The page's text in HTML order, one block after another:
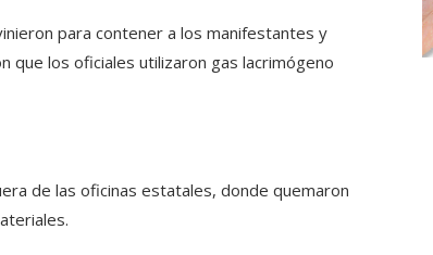
para contener a los manifestantes y
que los oficiales utilizaron gas lacrimógeno
de las oficinas estatales, donde quemaron